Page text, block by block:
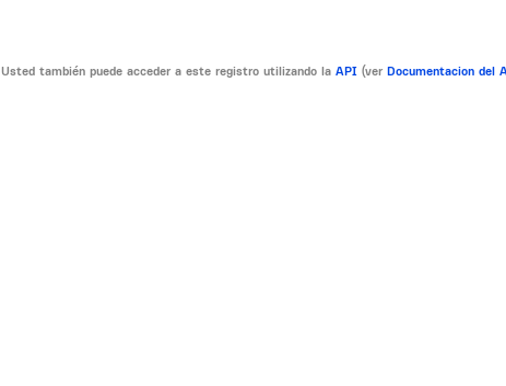
Usted también puede acceder a este registro utilizando la API (ver Documentacion del